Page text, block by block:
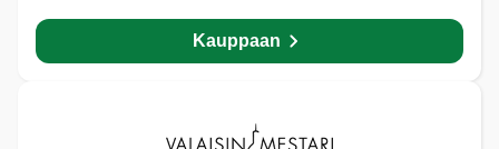
Kauppaan